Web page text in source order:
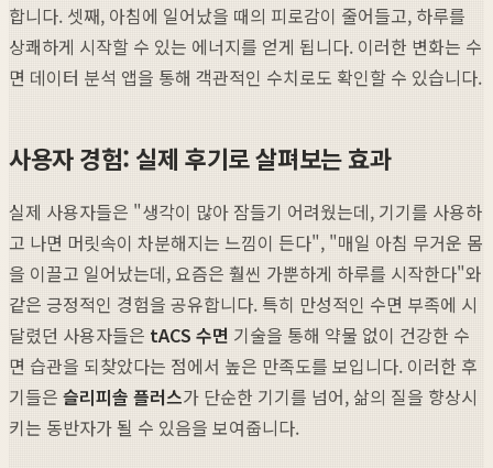
합니다. 셋째, 아침에 일어났을 때의 피로감이 줄어들고, 하루를
상쾌하게 시작할 수 있는 에너지를 얻게 됩니다. 이러한 변화는 수
면 데이터 분석 앱을 통해 객관적인 수치로도 확인할 수 있습니다.
사용자 경험: 실제 후기로 살펴보는 효과
실제 사용자들은 "생각이 많아 잠들기 어려웠는데, 기기를 사용하
고 나면 머릿속이 차분해지는 느낌이 든다", "매일 아침 무거운 몸
을 이끌고 일어났는데, 요즘은 훨씬 가뿐하게 하루를 시작한다"와
같은 긍정적인 경험을 공유합니다. 특히 만성적인 수면 부족에 시
달렸던 사용자들은 tACS 수면 기술을 통해 약물 없이 건강한 수
면 습관을 되찾았다는 점에서 높은 만족도를 보입니다. 이러한 후
기들은 슬리피솔 플러스가 단순한 기기를 넘어, 삶의 질을 향상시
키는 동반자가 될 수 있음을 보여줍니다.